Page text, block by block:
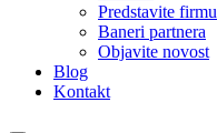
Predstavite firmu
Baneri partnera
Objavite novost
Blog
Kontakt